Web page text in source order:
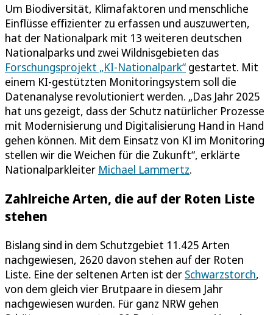
Um Biodiversität, Klimafaktoren und menschliche
Einflüsse effizienter zu erfassen und auszuwerten,
hat der Nationalpark mit 13 weiteren deutschen
Nationalparks und zwei Wildnisgebieten das
Forschungsprojekt „KI-Nationalpark“ gestartet. Mit
einem KI-gestützten Monitoringsystem soll die
Datenanalyse revolutioniert werden. „Das Jahr 2025
hat uns gezeigt, dass der Schutz natürlicher Prozesse
mit Modernisierung und Digitalisierung Hand in Hand
gehen können. Mit dem Einsatz von KI im Monitoring
stellen wir die Weichen für die Zukunft“, erklärte
Nationalparkleiter Michael Lammertz.
Zahlreiche Arten, die auf der Roten Liste
stehen
Bislang sind in dem Schutzgebiet 11.425 Arten
nachgewiesen, 2620 davon stehen auf der Roten
Liste. Eine der seltenen Arten ist der Schwarzstorch,
von dem gleich vier Brutpaare in diesem Jahr
nachgewiesen wurden. Für ganz NRW gehen